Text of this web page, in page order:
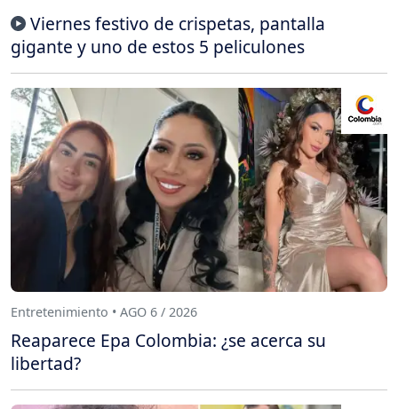
Viernes festivo de crispetas, pantalla
gigante y uno de estos 5 peliculones
Entretenimiento • AGO 6 / 2026
Reaparece Epa Colombia: ¿se acerca su
libertad?